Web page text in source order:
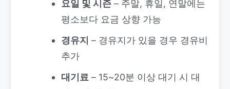
요일 및 시즌– 주말, 휴일, 연말에는
평소보다 요금 상향 가능
경유지 – 경유지가 있을 경우 경유비
추가
대기료 – 15~20분 이상 대기 시 대